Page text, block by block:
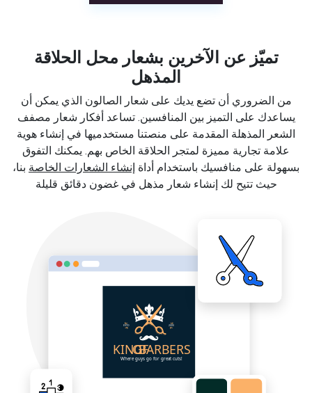
تميّز عن الآخرين بشعار محل الحلاقة
المذهل
من الضروري أن تضع يديك على شعار الصالون الذي يمكن أن
يساعدك على التميز بين المنافسين. تساعد أفكار شعار مصفف
الشعر المذهلة المقدمة على منصتنا مستخدميها في إنشاء هوية
علامة تجارية مميزة لمتجر الحلاقة الخاص بهم. يمكنك التفوق
بسهولة على منافسيك باستخدام أداة إنشاء الشعارات الخاصة بنا،
حيث تتيح لك إنشاء شعار مذهل في غضون دقائق قليلة